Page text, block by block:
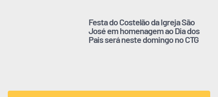
Festa do Costelão da Igreja São
José em homenagem ao Dia dos
Pais será neste domingo no CTG